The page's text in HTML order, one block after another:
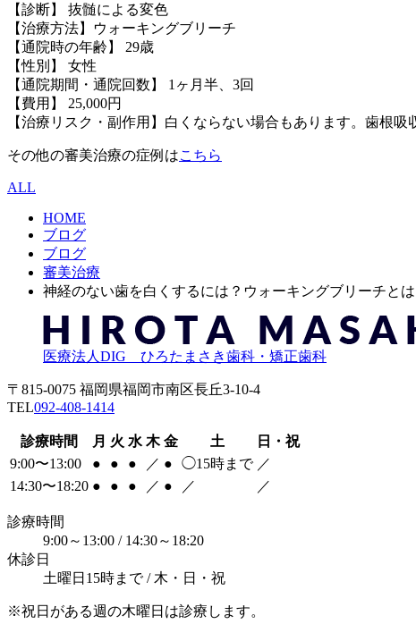
【診断】 抜髄による変色
【治療方法】ウォーキングブリーチ
【通院時の年齢】 29歳
【性別】 女性
【通院期間・通院回数】 1ヶ月半、3回
【費用】 25,000円
【治療リスク・副作用】白くならない場合もあります。歯根吸
その他の審美治療の症例はこちら
ALL
HOME
ブログ
ブログ
審美治療
神経のない歯を白くするには？ウォーキングブリーチと
医療法人DIG ひろたまさき歯科・矯正歯科
〒815-0075 福岡県福岡市南区長丘3-10-4
TEL092-408-1414
診療時間 月 火 水 木 金 土
日・祝
9:00〜13:00
● ● ● ／ ● ◯15時まで ／
14:30〜18:20 ● ● ● ／ ● ／ ／
診療時間
9:00～13:00 / 14:30～18:20
休診日
土曜日15時まで / 木・日・祝
※祝日がある週の木曜日は診療します。